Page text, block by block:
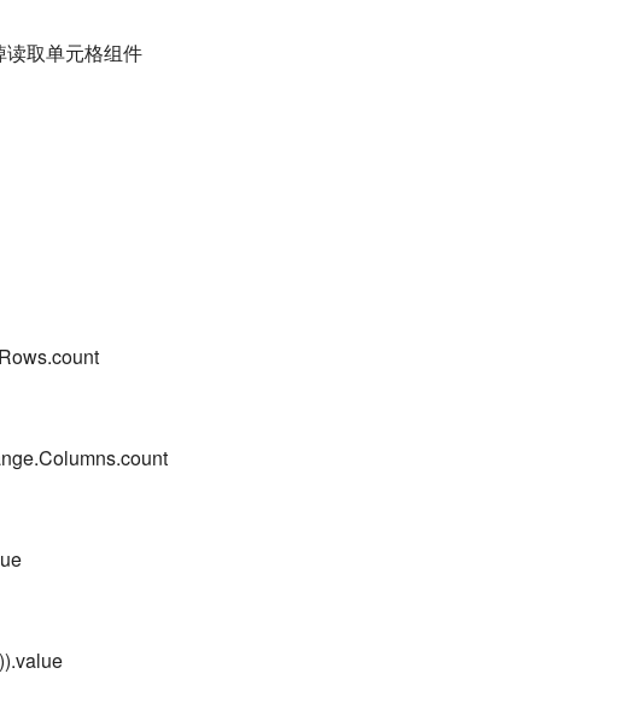
读取单元格组件